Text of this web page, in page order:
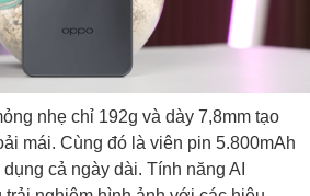
nhẹ chỉ 192g và dày 7,8mm tạo
mái. Cùng đó là viên pin 5.800mAh
cả ngày dài. Tính năng AI